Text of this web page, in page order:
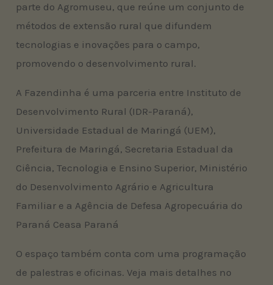
parte do Agromuseu, que reúne um conjunto de
métodos de extensão rural que difundem
tecnologias e inovações para o campo,
promovendo o desenvolvimento rural.
A Fazendinha é uma parceria entre Instituto de
Desenvolvimento Rural (IDR-Paraná),
Universidade Estadual de Maringá (UEM),
Prefeitura de Maringá, Secretaria Estadual da
Ciência, Tecnologia e Ensino Superior, Ministério
do Desenvolvimento Agrário e Agricultura
Familiar e a Agência de Defesa Agropecuária do
Paraná Ceasa Paraná
O espaço também conta com uma programação
de palestras e oficinas. Veja mais detalhes no